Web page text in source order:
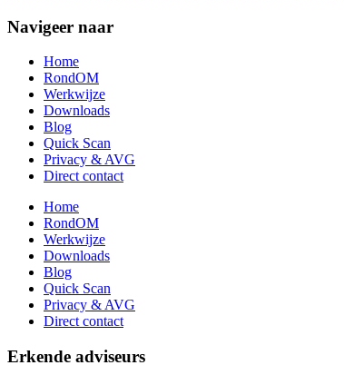
Navigeer naar
Home
RondOM
Werkwijze
Downloads
Blog
Quick Scan
Privacy & AVG
Direct contact
Home
RondOM
Werkwijze
Downloads
Blog
Quick Scan
Privacy & AVG
Direct contact
Erkende adviseurs